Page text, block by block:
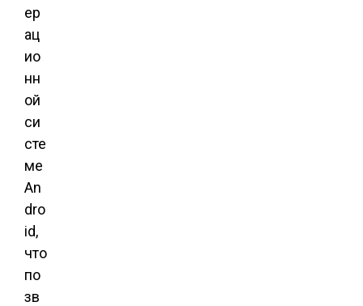
ер
ац
ио
нн
ой
си
сте
ме
An
dro
id,
что
по
зв